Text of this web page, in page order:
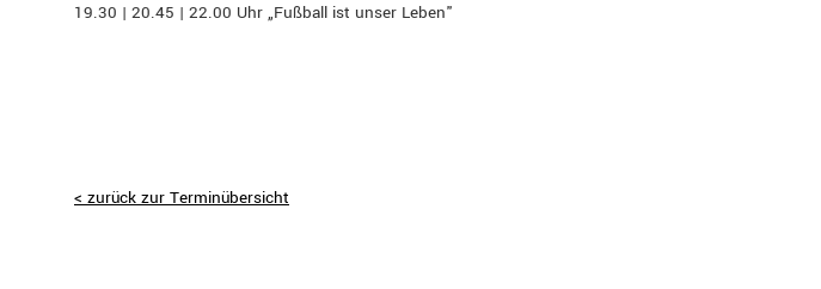
19.30 | 20.45 | 22.00 Uhr „Fußball ist unser Leben"
< zurück zur Terminübersicht